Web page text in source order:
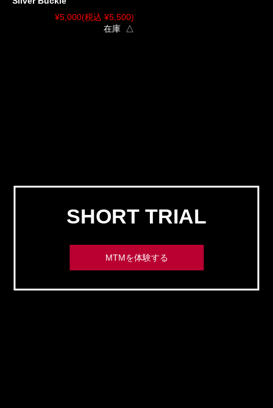
¥5,000(税込 ¥5,500)
在庫 △
SHORT TRIAL
MTMを体験する